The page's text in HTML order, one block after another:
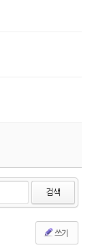
검색
쓰기